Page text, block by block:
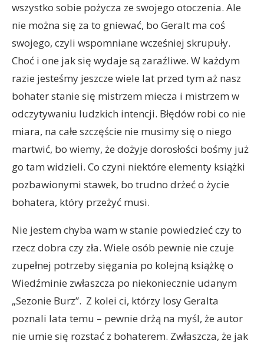
wszystko sobie pożycza ze swojego otoczenia. Ale
nie można się za to gniewać, bo Geralt ma coś
swojego, czyli wspomniane wcześniej skrupuły.
Choć i one jak się wydaje są zaraźliwe. W każdym
razie jesteśmy jeszcze wiele lat przed tym aż nasz
bohater stanie się mistrzem miecza i mistrzem w
odczytywaniu ludzkich intencji. Błędów robi co nie
miara, na całe szczęście nie musimy się o niego
martwić, bo wiemy, że dożyje dorosłości bośmy już
go tam widzieli. Co czyni niektóre elementy książki
pozbawionymi stawek, bo trudno drżeć o życie
bohatera, który przeżyć musi.
Nie jestem chyba wam w stanie powiedzieć czy to
rzecz dobra czy zła. Wiele osób pewnie nie czuje
zupełnej potrzeby sięgania po kolejną książkę o
Wiedźminie zwłaszcza po niekoniecznie udanym
„Sezonie Burz”. Z kolei ci, którzy losy Geralta
poznali lata temu – pewnie drżą na myśl, że autor
nie umie się rozstać z bohaterem. Zwłaszcza, że jak